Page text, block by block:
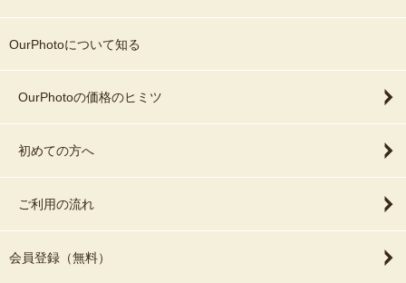
OurPhotoについて知る
OurPhotoの価格のヒミツ
初めての方へ
ご利用の流れ
会員登録（無料）